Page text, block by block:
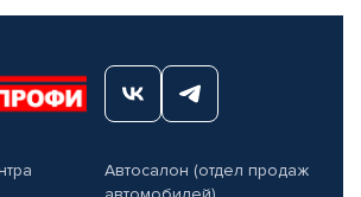
Автосалон (отдел продаж